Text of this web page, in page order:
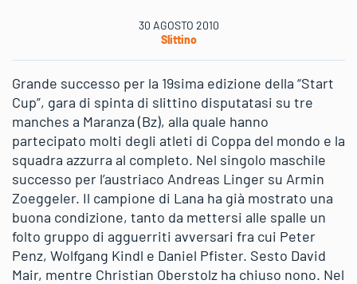
30 AGOSTO 2010
Slittino
Grande successo per la 19sima edizione della “Start
Cup”, gara di spinta di slittino disputatasi su tre
manches a Maranza (Bz), alla quale hanno
partecipato molti degli atleti di Coppa del mondo e la
squadra azzurra al completo. Nel singolo maschile
successo per l’austriaco Andreas Linger su Armin
Zoeggeler. Il campione di Lana ha già mostrato una
buona condizione, tanto da mettersi alle spalle un
folto gruppo di agguerriti avversari fra cui Peter
Penz, Wolfgang Kindl e Daniel Pfister. Sesto David
Mair, mentre Christian Oberstolz ha chiuso nono. Nel